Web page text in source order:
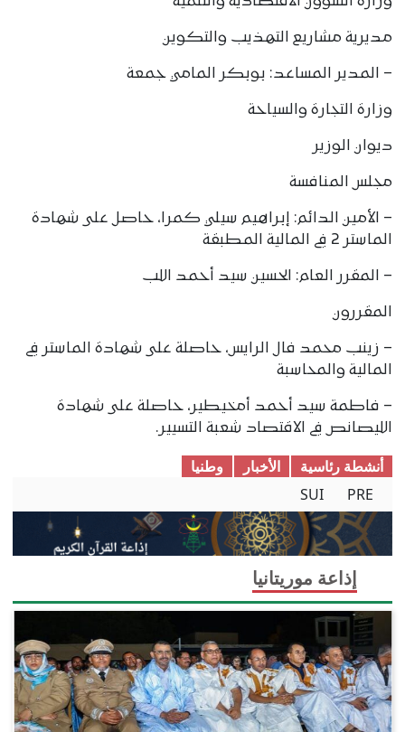
مديرية مشاريع التهذيب والتكوين
– المدير المساعد: بوبكر المامي جمعة
وزارة التجارة والسياحة
ديوان الوزير
مجلس المنافسة
– الأمين الدائم: إبراهيم سيلي كمرا، حاصل على شهادة
الماستر 2 في المالية المطبقة
– المقرر العام: الحسين سيد أحمد اللب
المقررون
– زينب محمد فال الرايس، حاصلة على شهادة الماستر في
المالية والمحاسبة
– فاطمة سيد أحمد أمخيطير، حاصلة على شهادة
الليصانص في الاقتصاد شعبة التسيير.
أنشطة رئاسية الأخبار
وطنیا
PRE
SUI
إذاعة موريتانيا